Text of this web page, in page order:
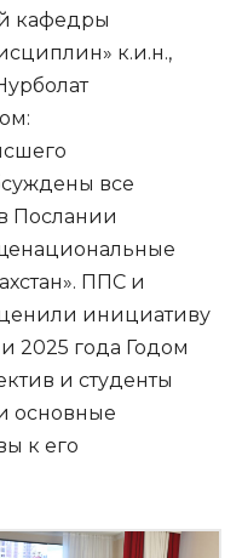
кафедры
к.и.н.,
все
Послании
ППС и
инициативу
2025 года Годом
и студенты
основные
к его